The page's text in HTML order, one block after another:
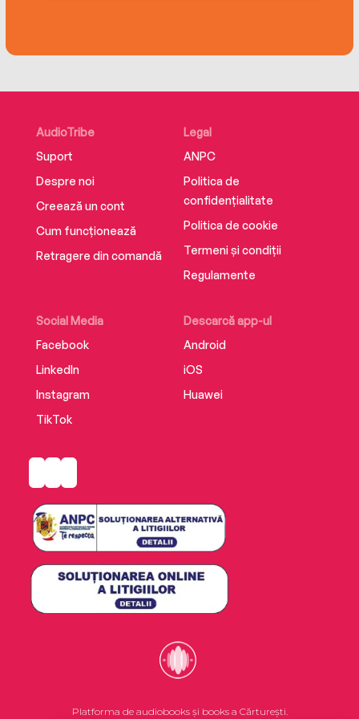
AudioTribe
Suport
Despre noi
Creează un cont
Cum funcționează
Retragere din comandă
Social Media
Facebook
LinkedIn
Instagram
TikTok
Descarcă app-ul
Android
iOS
Huawei
Legal
ANPC
Politica de
confidențialitate
Politica de cookie
Termeni și condiții
Regulamente
Platforma de audiobooks și books a Cărturești.